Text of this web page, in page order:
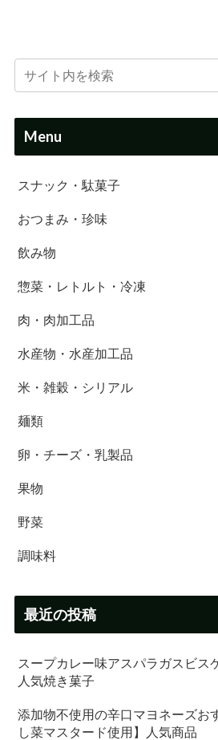
Menu
スナック・駄菓子
おつまみ・珍味
飲み物
惣菜・レトルト・冷凍
肉・肉加工品
水産物・水産加工品
米・雑穀・シリアル
麺類
卵・チーズ・乳製品
果物
野菜
調味料
最近の投稿
スープカレー味アスパラガスビス
人気焼き菓子
添加物不使用の辛口マヨネーズお
し菜マスタード使用】人気商品